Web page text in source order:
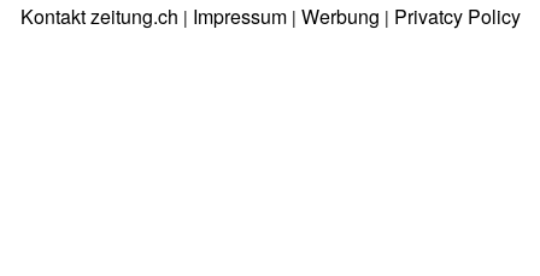
Kontakt zeitung.ch | Impressum| Werbung | Privatcy Policy